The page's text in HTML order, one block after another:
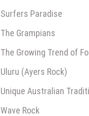
Surfers Paradise
The Grampians
The Growing Trend of
Uluru (Ayers Rock)
Unique Australian
Wave Rock